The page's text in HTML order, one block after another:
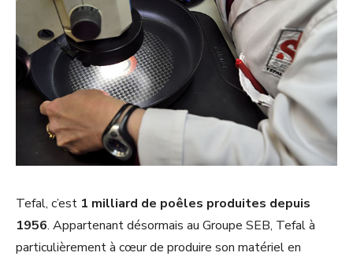
Tefal, c’est 1 milliard de poêles produites depuis
1956. Appartenant désormais au Groupe SEB, Tefal à
particulièrement à cœur de produire son matériel en